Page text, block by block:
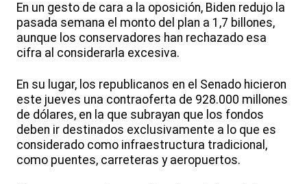
En un gesto de cara a la oposición, Biden redujo la
pasada semana el monto del plan a 1,7 billones,
aunque los conservadores han rechazado esa
cifra al considerarla excesiva.
En su lugar, los republicanos en el Senado hicieron
este jueves una contraoferta de 928.000 millones
de dólares, en la que subrayan que los fondos
deben ir destinados exclusivamente a lo que es
considerado como infraestructura tradicional,
como puentes, carreteras y aeropuertos.